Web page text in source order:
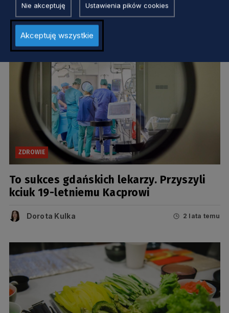
ZDROWIE
To sukces gdańskich lekarzy. Przyszyli
kciuk 19-letniemu Kacprowi
Dorota Kulka 2 lata temu
Nie akceptuję Ustawienia pików cookies
Akceptuję wszystkie